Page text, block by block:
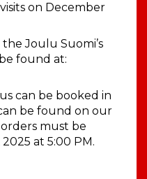
on December
Joulu Suomi’s
found at:
can be booked in
be found on our
must be
at 5:00 PM.